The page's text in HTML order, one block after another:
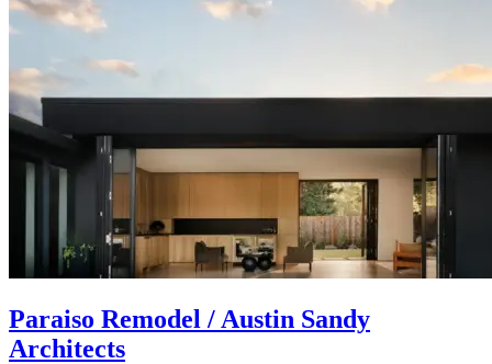
Paraiso Remodel / Austin Sandy
Architects